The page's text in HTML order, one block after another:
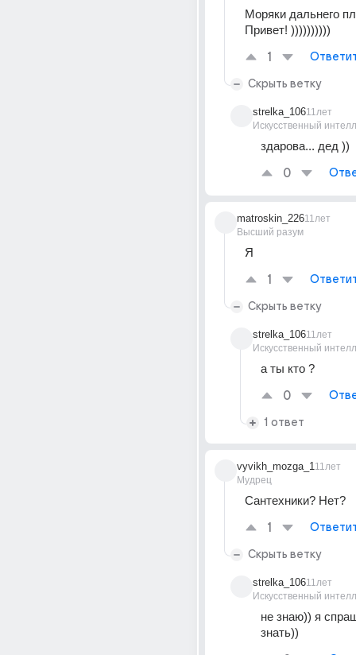
Моряки дальнего
Привет! ))))))))))
1
Скрыть ветку
strelka_106
Искусственный
11лет
здарова... дед ))
0
matroskin_226
Высший разум
11лет
Я
1
Скрыть ветку
strelka_106
Искусственный
11лет
а ты кто ?
0
1 ответ
vyvikh_mozga_1
Мудрец
11лет
Сантехники? Нет?
1
Скрыть ветку
strelka_106
Искусственный
11лет
не знаю)) я
знать))